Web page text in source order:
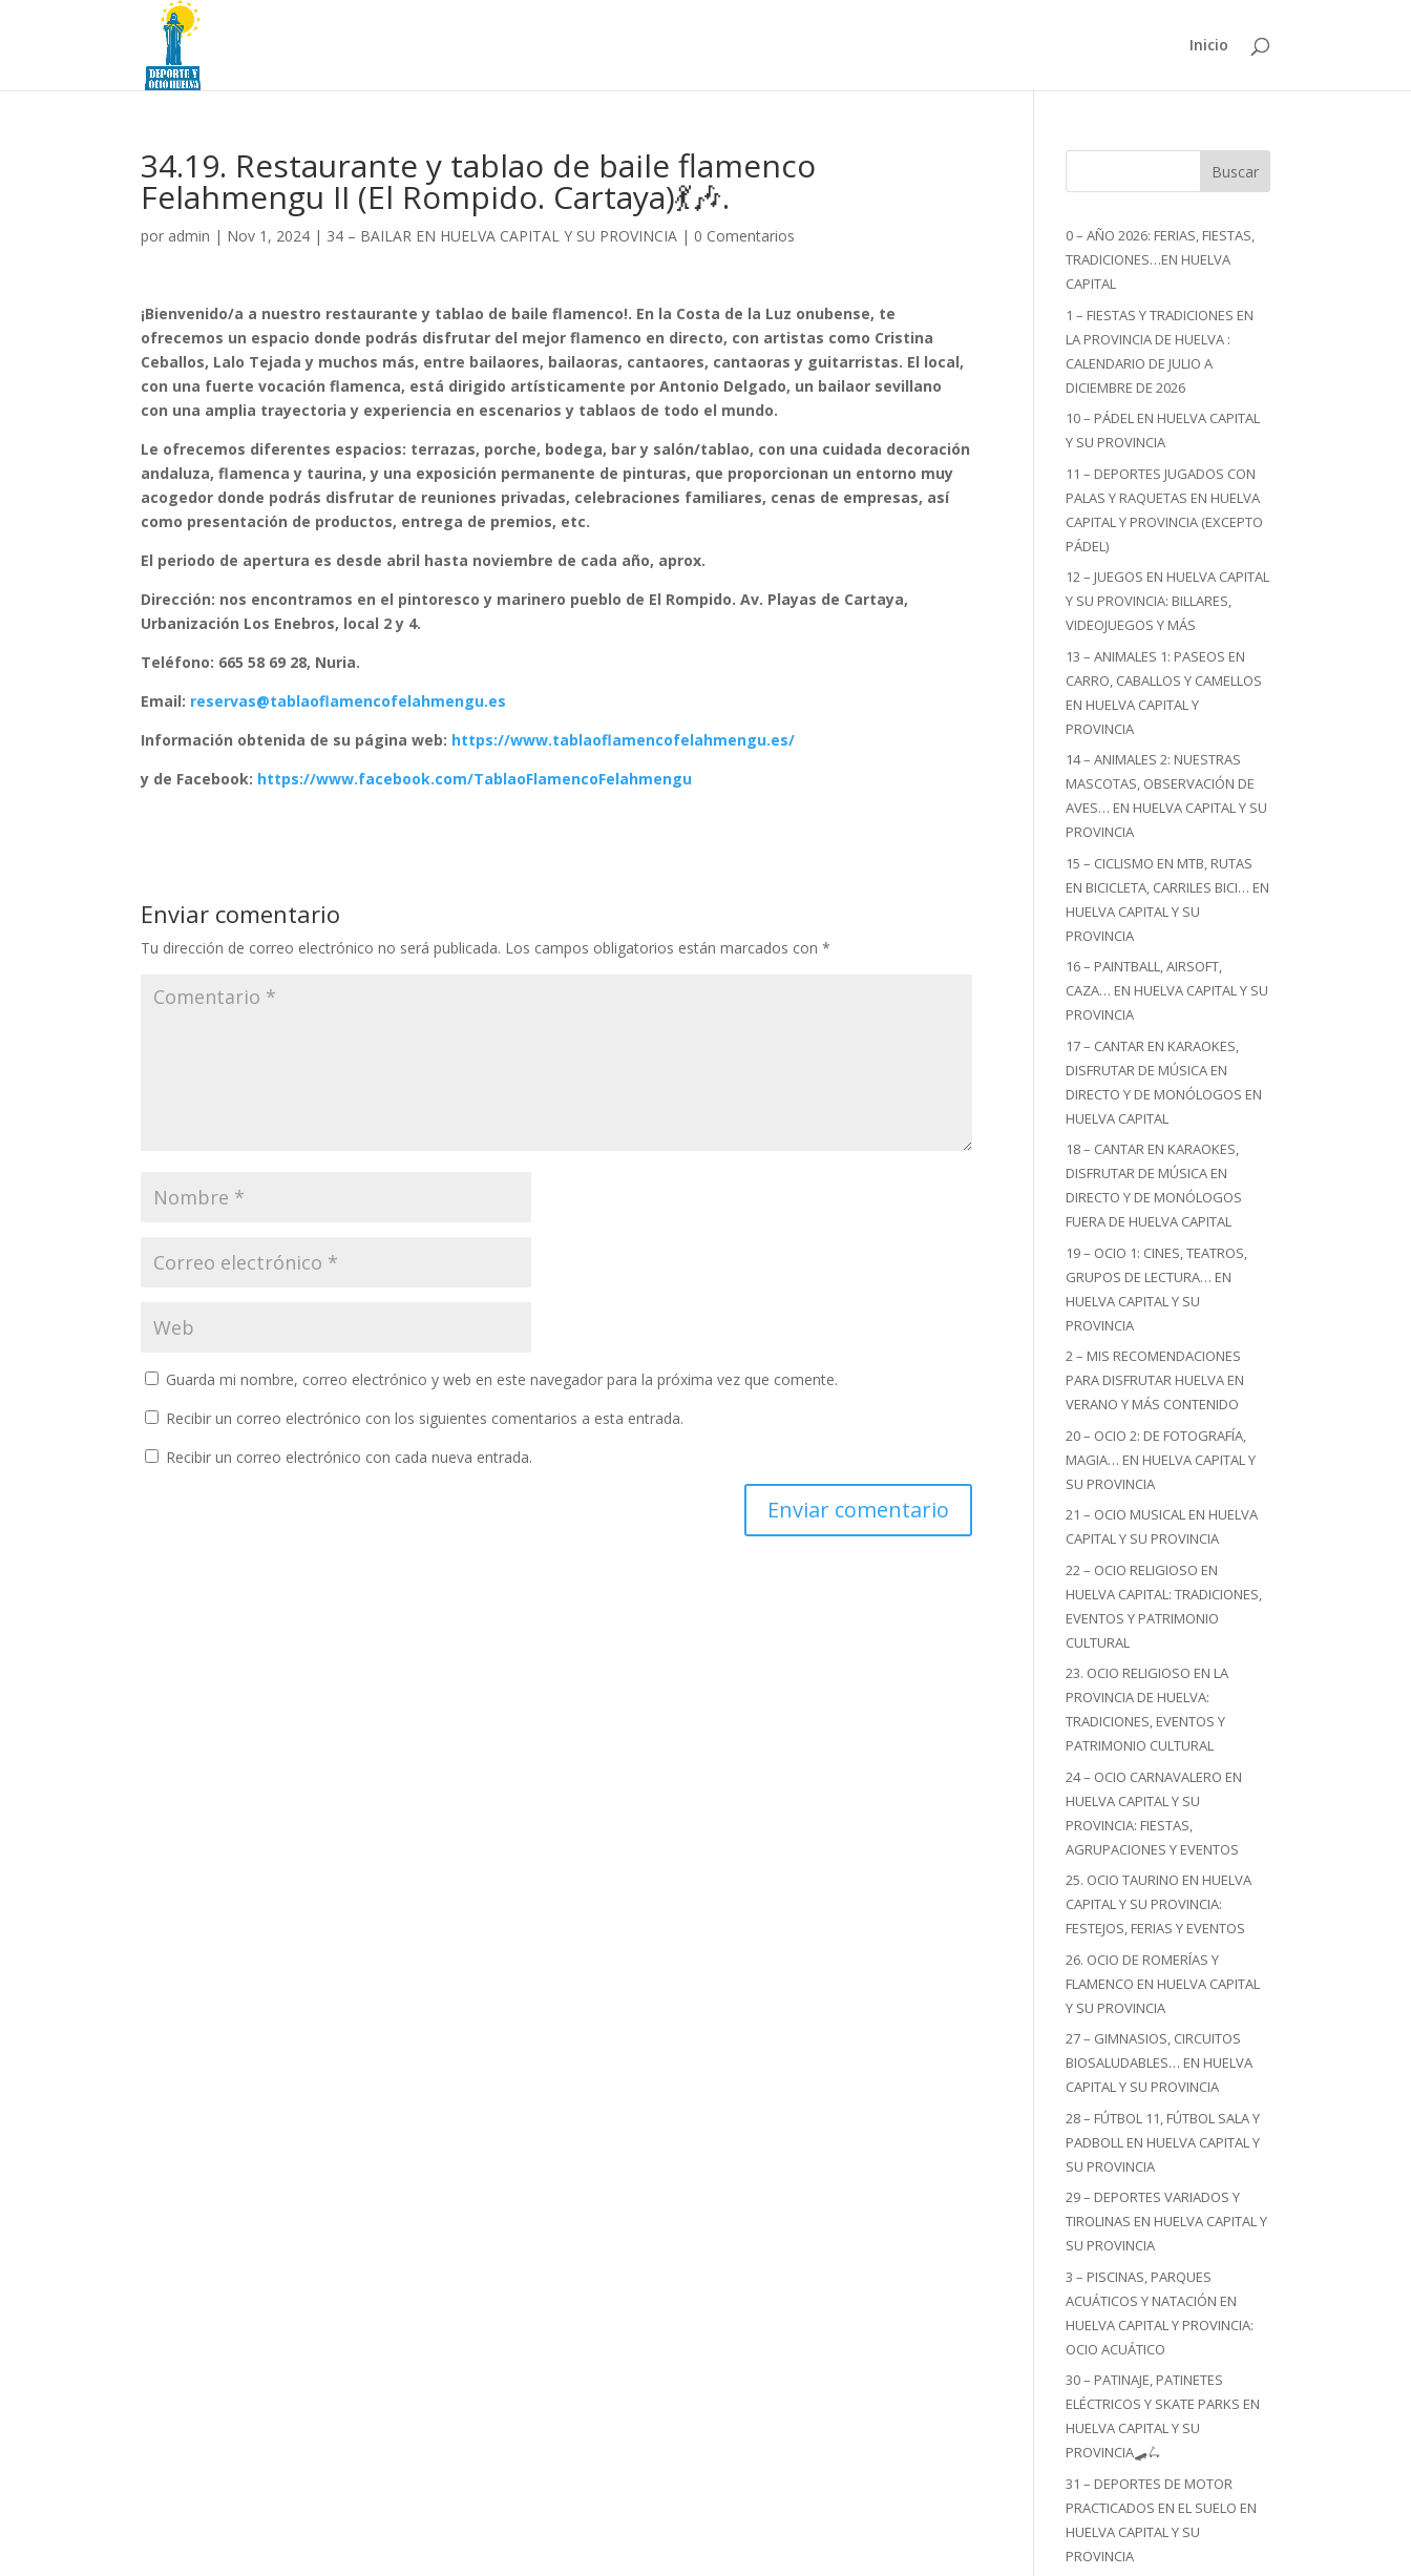
Inicio
34.19. Restaurante y tablao de baile flamenco
Felahmengu II (El Rompido. Cartaya)💃🎶.
por admin | Nov 1, 2024 | 34 – BAILAR EN HUELVA CAPITAL Y SU PROVINCIA | 0 Comentarios
¡Bienvenido/a a nuestro restaurante y tablao de baile flamenco!. En la Costa de la Luz onubense, te
ofrecemos un espacio donde podrás disfrutar del mejor flamenco en directo, con artistas como Cristina
Ceballos, Lalo Tejada y muchos más, entre bailaores, bailaoras, cantaores, cantaoras y guitarristas. El local,
con una fuerte vocación flamenca, está dirigido artísticamente por Antonio Delgado, un bailaor sevillano
con una amplia trayectoria y experiencia en escenarios y tablaos de todo el mundo.
Le ofrecemos diferentes espacios: terrazas, porche, bodega, bar y salón/tablao, con una cuidada decoración
andaluza, flamenca y taurina, y una exposición permanente de pinturas, que proporcionan un entorno muy
acogedor donde podrás disfrutar de reuniones privadas, celebraciones familiares, cenas de empresas, así
como presentación de productos, entrega de premios, etc.
El periodo de apertura es desde abril hasta noviembre de cada año, aprox.
Dirección: nos encontramos en el pintoresco y marinero pueblo de El Rompido. Av. Playas de Cartaya,
Urbanización Los Enebros, local 2 y 4.
Teléfono: 665 58 69 28, Nuria.
Email: reservas@tablaoflamencofelahmengu.es
Información obtenida de su página web: https://www.tablaoflamencofelahmengu.es/
y de Facebook: https://www.facebook.com/TablaoFlamencoFelahmengu
Enviar comentario
Tu dirección de correo electrónico no será publicada. Los campos obligatorios están marcados con*
Guarda mi nombre, correo electrónico y web en este navegador para la próxima vez que comente.
Recibir un correo electrónico con los siguientes comentarios a esta entrada.
Recibir un correo electrónico con cada nueva entrada.
Buscar
0 – AÑO 2026: FERIAS, FIESTAS,
TRADICIONES…EN HUELVA
CAPITAL
1 – FIESTAS Y TRADICIONES EN
LA PROVINCIA DE HUELVA :
CALENDARIO DE JULIO A
DICIEMBRE DE 2026
10 – PÁDEL EN HUELVA CAPITAL
Y SU PROVINCIA
11 – DEPORTES JUGADOS CON
PALAS Y RAQUETAS EN HUELVA
CAPITAL Y PROVINCIA (EXCEPTO
PÁDEL)
12 – JUEGOS EN HUELVA CAPITAL
Y SU PROVINCIA: BILLARES,
VIDEOJUEGOS Y MÁS
13 – ANIMALES 1: PASEOS EN
CARRO, CABALLOS Y CAMELLOS
EN HUELVA CAPITAL Y
PROVINCIA
14 – ANIMALES 2: NUESTRAS
MASCOTAS, OBSERVACIÓN DE
AVES… EN HUELVA CAPITAL Y SU
PROVINCIA
15 – CICLISMO EN MTB, RUTAS
EN BICICLETA, CARRILES BICI… EN
HUELVA CAPITAL Y SU
PROVINCIA
16 – PAINTBALL, AIRSOFT,
CAZA… EN HUELVA CAPITAL Y SU
PROVINCIA
17 – CANTAR EN KARAOKES,
DISFRUTAR DE MÚSICA EN
DIRECTO Y DE MONÓLOGOS EN
HUELVA CAPITAL
18 – CANTAR EN KARAOKES,
DISFRUTAR DE MÚSICA EN
DIRECTO Y DE MONÓLOGOS
FUERA DE HUELVA CAPITAL
19 – OCIO 1: CINES, TEATROS,
GRUPOS DE LECTURA… EN
HUELVA CAPITAL Y SU
PROVINCIA
2 – MIS RECOMENDACIONES
PARA DISFRUTAR HUELVA EN
VERANO Y MÁS CONTENIDO
20 – OCIO 2: DE FOTOGRAFÍA,
MAGIA… EN HUELVA CAPITAL Y
SU PROVINCIA
21 – OCIO MUSICAL EN HUELVA
CAPITAL Y SU PROVINCIA
22 – OCIO RELIGIOSO EN
HUELVA CAPITAL: TRADICIONES,
EVENTOS Y PATRIMONIO
CULTURAL
23. OCIO RELIGIOSO EN LA
PROVINCIA DE HUELVA:
TRADICIONES, EVENTOS Y
PATRIMONIO CULTURAL
24 – OCIO CARNAVALERO EN
HUELVA CAPITAL Y SU
PROVINCIA: FIESTAS,
AGRUPACIONES Y EVENTOS
25. OCIO TAURINO EN HUELVA
CAPITAL Y SU PROVINCIA:
FESTEJOS, FERIAS Y EVENTOS
26. OCIO DE ROMERÍAS Y
FLAMENCO EN HUELVA CAPITAL
Y SU PROVINCIA
27 – GIMNASIOS, CIRCUITOS
BIOSALUDABLES… EN HUELVA
CAPITAL Y SU PROVINCIA
28 – FÚTBOL 11, FÚTBOL SALA Y
PADBOLL EN HUELVA CAPITAL Y
SU PROVINCIA
29 – DEPORTES VARIADOS Y
TIROLINAS EN HUELVA CAPITAL Y
SU PROVINCIA
3 – PISCINAS, PARQUES
ACUÁTICOS Y NATACIÓN EN
HUELVA CAPITAL Y PROVINCIA:
OCIO ACUÁTICO
30 – PATINAJE, PATINETES
ELÉCTRICOS Y SKATE PARKS EN
HUELVA CAPITAL Y SU
PROVINCIA🛹🛴
31 – DEPORTES DE MOTOR
PRACTICADOS EN EL SUELO EN
HUELVA CAPITAL Y SU
PROVINCIA